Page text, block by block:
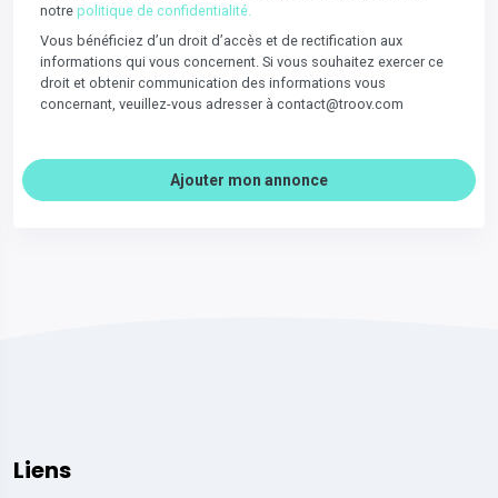
notre politique de confidentialité.
Vous bénéficiez d’un droit d’accès et de rectification aux
informations qui vous concernent. Si vous souhaitez exercer ce
droit et obtenir communication des informations vous
concernant, veuillez-vous adresser à contact@troov.com
Ajouter mon annonce
Liens